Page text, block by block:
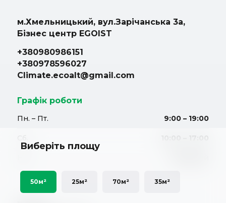
Виберіть площу
50м² 25м² 70м² 35м²
м.Хмельницький, вул.Зарічанська 3а,
Бізнес центр EGOIST
+380980986151
+380978596027
Climate.ecoalt@gmail.com
Графік роботи
Пн. – Пт. 9:00 – 19:00